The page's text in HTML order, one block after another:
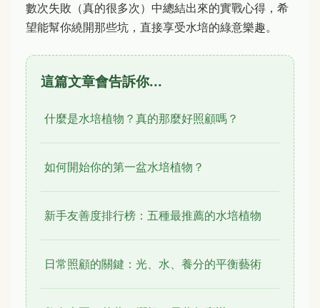
數次失敗（真的很多次）中總結出來的實戰心得，希
望能幫你繞開那些坑，直接享受水培的綠意樂趣。
這篇文章會告訴你...
什麼是水培植物？真的那麼好照顧嗎？
如何開始你的第一盆水培植物？
新手友善度排行榜：五種最推薦的水培植物
日常照顧的關鍵：光、水、養分的平衡藝術